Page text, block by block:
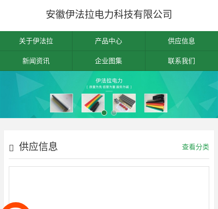
安徽伊法拉电力科技有限公司
关于伊法拉 产品中心 供应信息
新闻资讯 企业图集 联系我们
供应信息 查看分类